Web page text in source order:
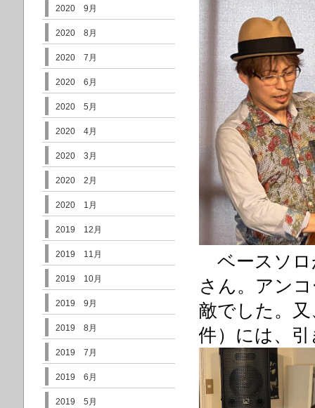
ベースソロ
さん。アン
敵でした。
件）には、
2020 9月
2020 8月
2020 7月
2020 6月
2020 5月
2020 4月
2020 3月
2020 2月
2020 1月
2019 12月
2019 11月
2019 10月
2019 9月
2019 8月
2019 7月
2019 6月
2019 5月